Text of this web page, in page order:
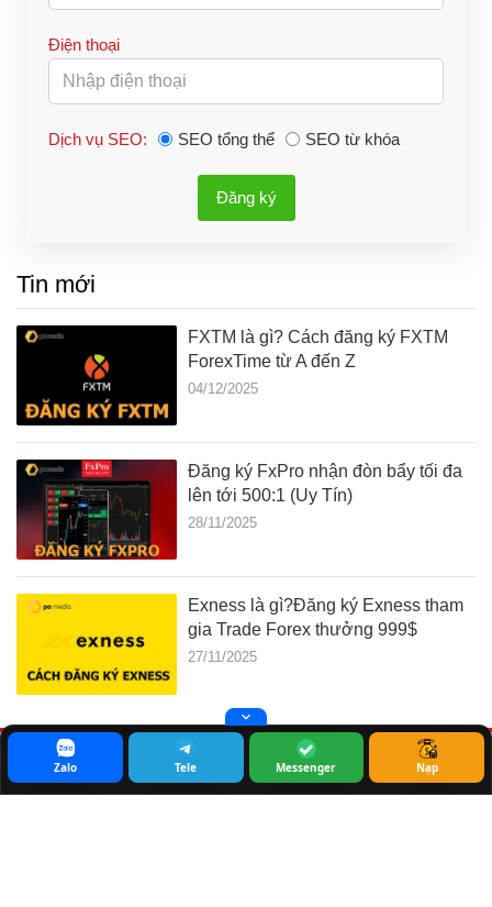
expand_more
Zalo Tele Messenger Nạp
Điện thoại
Dịch vụ SEO: SEO tổng thể SEO từ khóa
Đăng ký
Tin mới
FXTM là gì? Cách đăng ký FXTM
ForexTime từ A đến Z
04/12/2025
Đăng ký FxPro nhận đòn bẩy tối đa
lên tới 500:1 (Uy Tín)
28/11/2025
Exness là gì?Đăng ký Exness tham
gia Trade Forex thưởng 999$
27/11/2025
Công Ty TNHH Truyền Thông PA Việt
Nam
Gọi điện Facebook Messages Zalo